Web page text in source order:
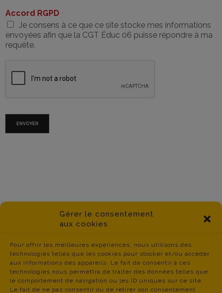
Gérer le consentement
aux cookies
Pour offrir les meilleures expériences, nous utilisons des
technologies telles que les cookies pour stocker et/ou accéder
aux informations des appareils. Le fait de consentir à ces
technologies nous permettra de traiter des données telles que
le comportement de navigation ou les ID uniques sur ce site.
Le fait de ne pas consentir ou de retirer son consentement
Accord RGPD *
Je consens à ce que ce site stocke mes informations
envoyées afin que la CGT Éduc 06 puisse répondre à ma
requête.
ENVOYER